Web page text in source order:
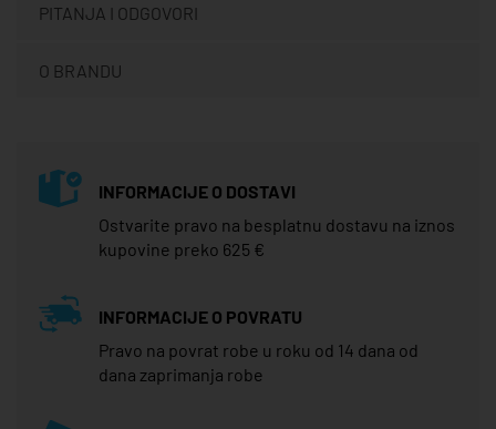
PITANJA I ODGOVORI
O BRANDU
INFORMACIJE O DOSTAVI
Ostvarite pravo na besplatnu dostavu na iznos
kupovine preko 625 €
INFORMACIJE O POVRATU
Pravo na povrat robe u roku od 14 dana od
dana zaprimanja robe